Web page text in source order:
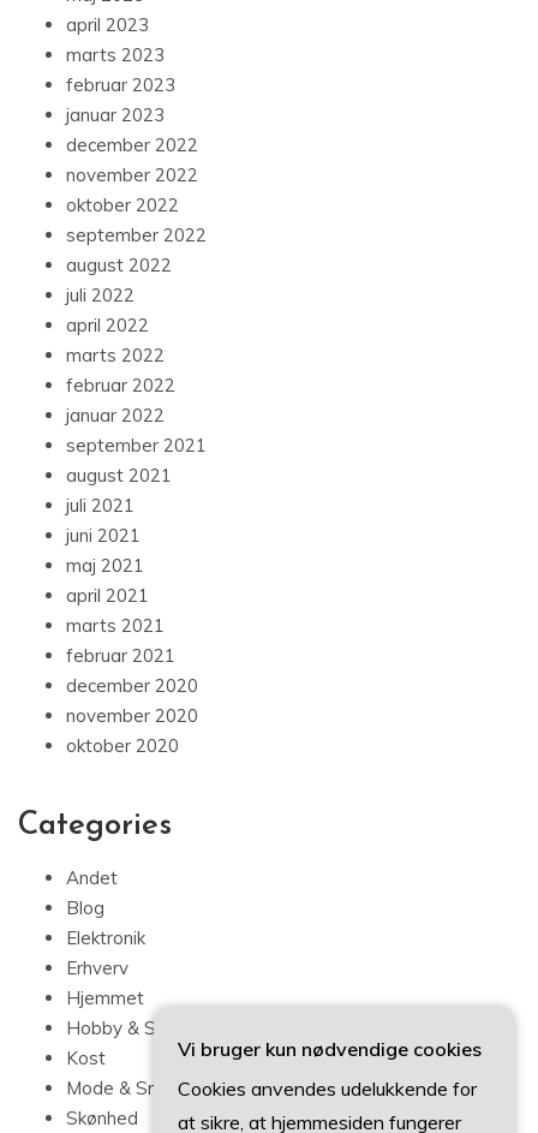
april 2023
marts 2023
februar 2023
januar 2023
december 2022
november 2022
oktober 2022
september 2022
august 2022
juli 2022
april 2022
marts 2022
februar 2022
januar 2022
september 2021
august 2021
juli 2021
juni 2021
maj 2021
april 2021
marts 2021
februar 2021
december 2020
november 2020
oktober 2020
Categories
Andet
Blog
Elektronik
Erhverv
Hjemmet
Hobby & Sport
Kost
Mode & Smykker
Skønhed
Vi bruger kun nødvendige cookies
Cookies anvendes udelukkende for
at sikre, at hjemmesiden fungerer